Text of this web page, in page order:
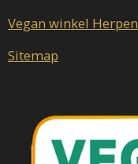
Vegan winkel Herpen
Sitemap